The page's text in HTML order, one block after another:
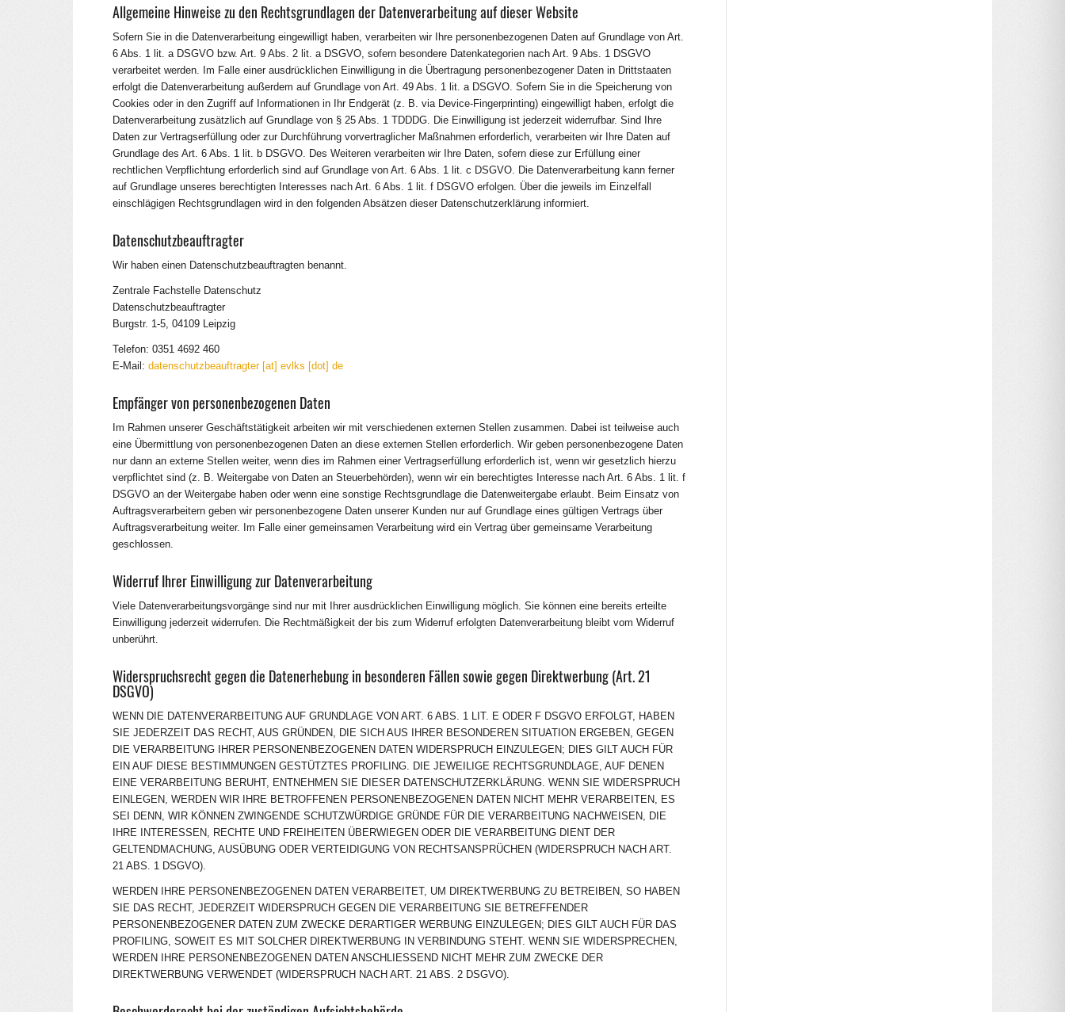
Allgemeine Hinweise zu den Rechtsgrundlagen der Datenverarbeitung auf dieser Website
Sofern Sie in die Datenverarbeitung eingewilligt haben, verarbeiten wir Ihre personenbezogenen Daten auf Grundlage von Art.
6 Abs. 1 lit. a DSGVO bzw. Art. 9 Abs. 2 lit. a DSGVO, sofern besondere Datenkategorien nach Art. 9 Abs. 1 DSGVO
verarbeitet werden. Im Falle einer ausdrücklichen Einwilligung in die Übertragung personenbezogener Daten in Drittstaaten
erfolgt die Datenverarbeitung außerdem auf Grundlage von Art. 49 Abs. 1 lit. a DSGVO. Sofern Sie in die Speicherung von
Cookies oder in den Zugriff auf Informationen in Ihr Endgerät (z. B. via Device-Fingerprinting) eingewilligt haben, erfolgt die
Datenverarbeitung zusätzlich auf Grundlage von § 25 Abs. 1 TDDDG. Die Einwilligung ist jederzeit widerrufbar. Sind Ihre
Daten zur Vertragserfüllung oder zur Durchführung vorvertraglicher Maßnahmen erforderlich, verarbeiten wir Ihre Daten auf
Grundlage des Art. 6 Abs. 1 lit. b DSGVO. Des Weiteren verarbeiten wir Ihre Daten, sofern diese zur Erfüllung einer
rechtlichen Verpflichtung erforderlich sind auf Grundlage von Art. 6 Abs. 1 lit. c DSGVO. Die Datenverarbeitung kann ferner
auf Grundlage unseres berechtigten Interesses nach Art. 6 Abs. 1 lit. f DSGVO erfolgen. Über die jeweils im Einzelfall
einschlägigen Rechtsgrundlagen wird in den folgenden Absätzen dieser Datenschutzerklärung informiert.
Datenschutz­beauftragter
Wir haben einen Datenschutzbeauftragten benannt.
Zentrale Fachstelle Datenschutz
Datenschutzbeauftragter
Burgstr. 1-5, 04109 Leipzig
Telefon: 0351 4692 460
E-Mail: datenschutzbeauftragter [at] evlks [dot] de
Empfänger von personenbezogenen Daten
Im Rahmen unserer Geschäftstätigkeit arbeiten wir mit verschiedenen externen Stellen zusammen. Dabei ist teilweise auch
eine Übermittlung von personenbezogenen Daten an diese externen Stellen erforderlich. Wir geben personenbezogene Daten
nur dann an externe Stellen weiter, wenn dies im Rahmen einer Vertragserfüllung erforderlich ist, wenn wir gesetzlich hierzu
verpflichtet sind (z. B. Weitergabe von Daten an Steuerbehörden), wenn wir ein berechtigtes Interesse nach Art. 6 Abs. 1 lit. f
DSGVO an der Weitergabe haben oder wenn eine sonstige Rechtsgrundlage die Datenweitergabe erlaubt. Beim Einsatz von
Auftragsverarbeitern geben wir personenbezogene Daten unserer Kunden nur auf Grundlage eines gültigen Vertrags über
Auftragsverarbeitung weiter. Im Falle einer gemeinsamen Verarbeitung wird ein Vertrag über gemeinsame Verarbeitung
geschlossen.
Widerruf Ihrer Einwilligung zur Datenverarbeitung
Viele Datenverarbeitungsvorgänge sind nur mit Ihrer ausdrücklichen Einwilligung möglich. Sie können eine bereits erteilte
Einwilligung jederzeit widerrufen. Die Rechtmäßigkeit der bis zum Widerruf erfolgten Datenverarbeitung bleibt vom Widerruf
unberührt.
Widerspruchsrecht gegen die Datenerhebung in besonderen Fällen sowie gegen Direktwerbung (Art. 21
DSGVO)
WENN DIE DATENVERARBEITUNG AUF GRUNDLAGE VON ART. 6 ABS. 1 LIT. E ODER F DSGVO ERFOLGT, HABEN
SIE JEDERZEIT DAS RECHT, AUS GRÜNDEN, DIE SICH AUS IHRER BESONDEREN SITUATION ERGEBEN, GEGEN
DIE VERARBEITUNG IHRER PERSONENBEZOGENEN DATEN WIDERSPRUCH EINZULEGEN; DIES GILT AUCH FÜR
EIN AUF DIESE BESTIMMUNGEN GESTÜTZTES PROFILING. DIE JEWEILIGE RECHTSGRUNDLAGE, AUF DENEN
EINE VERARBEITUNG BERUHT, ENTNEHMEN SIE DIESER DATENSCHUTZERKLÄRUNG. WENN SIE WIDERSPRUCH
EINLEGEN, WERDEN WIR IHRE BETROFFENEN PERSONENBEZOGENEN DATEN NICHT MEHR VERARBEITEN, ES
SEI DENN, WIR KÖNNEN ZWINGENDE SCHUTZWÜRDIGE GRÜNDE FÜR DIE VERARBEITUNG NACHWEISEN, DIE
IHRE INTERESSEN, RECHTE UND FREIHEITEN ÜBERWIEGEN ODER DIE VERARBEITUNG DIENT DER
GELTENDMACHUNG, AUSÜBUNG ODER VERTEIDIGUNG VON RECHTSANSPRÜCHEN (WIDERSPRUCH NACH ART.
21 ABS. 1 DSGVO).
WERDEN IHRE PERSONENBEZOGENEN DATEN VERARBEITET, UM DIREKTWERBUNG ZU BETREIBEN, SO HABEN
SIE DAS RECHT, JEDERZEIT WIDERSPRUCH GEGEN DIE VERARBEITUNG SIE BETREFFENDER
PERSONENBEZOGENER DATEN ZUM ZWECKE DERARTIGER WERBUNG EINZULEGEN; DIES GILT AUCH FÜR DAS
PROFILING, SOWEIT ES MIT SOLCHER DIREKTWERBUNG IN VERBINDUNG STEHT. WENN SIE WIDERSPRECHEN,
WERDEN IHRE PERSONENBEZOGENEN DATEN ANSCHLIESSEND NICHT MEHR ZUM ZWECKE DER
DIREKTWERBUNG VERWENDET (WIDERSPRUCH NACH ART. 21 ABS. 2 DSGVO).